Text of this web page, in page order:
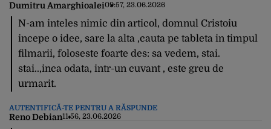
Dumitru Amarghioalei09:57, 23.06.2026
N-am inteles nimic din articol, domnul Cristoiu
incepe o idee, sare la alta ,cauta pe tableta in timpul
filmarii, foloseste foarte des: sa vedem, stai.
stai..,inca odata, intr-un cuvant , este greu de
urmarit.
AUTENTIFICĂ-TE PENTRU A RĂSPUNDE
Reno Debian11:56, 23.06.2026